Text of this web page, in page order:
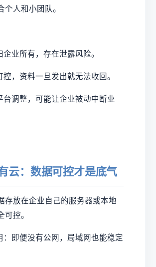
个人和小团队。
企业所有，存在泄露风险。
控，资料一旦发出就无法收回。
台调整，可能让企业被动中断业
云：数据可控才是底气
存放在企业自己的服务器或本地
可控。
：即便没有公网，局域网也能稳定